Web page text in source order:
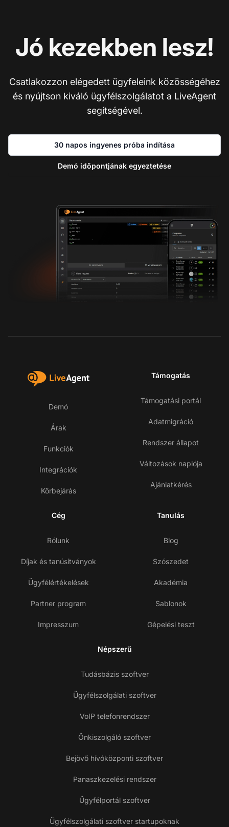
Jó kezekben lesz!
Csatlakozzon elégedett ügyfeleink közösségéhez
és nyújtson kiváló ügyfélszolgálatot a LiveAgent
segítségével.
30 napos ingyenes próba indítása
Demó időpontjának egyeztetése
Demó
Árak
Funkciók
Integrációk
Körbejárás
Támogatás
Támogatási portál
Adatmigráció
Rendszer állapot
Változások naplója
Ajánlatkérés
Cég
Rólunk
Díjak és tanúsítványok
Ügyfélértékelések
Partner program
Impresszum
Tanulás
Blog
Szószedet
Akadémia
Sablonok
Gépelési teszt
Népszerű
Tudásbázis szoftver
Ügyfélszolgálati szoftver
VoIP telefonrendszer
Önkiszolgáló szoftver
Bejövő hívóközponti szoftver
Panaszkezelési rendszer
Ügyfélportál szoftver
Ügyfélszolgálati szoftver startupoknak